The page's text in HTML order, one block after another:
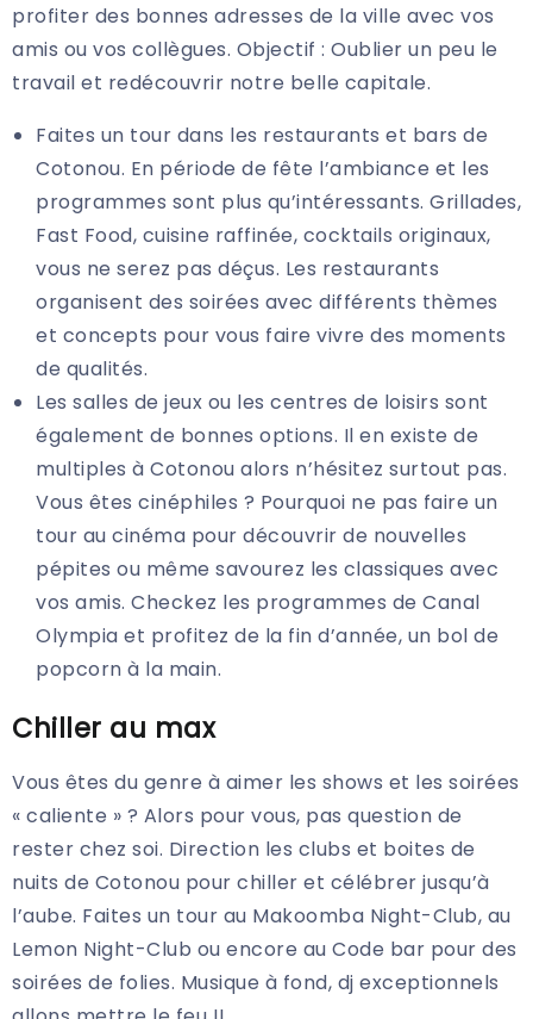
profiter des bonnes adresses de la ville avec vos
amis ou vos collègues. Objectif : Oublier un peu le
travail et redécouvrir notre belle capitale.
Faites un tour dans les restaurants et bars de
Cotonou. En période de fête l’ambiance et les
programmes sont plus qu’intéressants. Grillades,
Fast Food, cuisine raffinée, cocktails originaux,
vous ne serez pas déçus. Les restaurants
organisent des soirées avec différents thèmes
et concepts pour vous faire vivre des moments
de qualités.
Les salles de jeux ou les centres de loisirs sont
également de bonnes options. Il en existe de
multiples à Cotonou alors n’hésitez surtout pas.
Vous êtes cinéphiles ? Pourquoi ne pas faire un
tour au cinéma pour découvrir de nouvelles
pépites ou même savourez les classiques avec
vos amis. Checkez les programmes de Canal
Olympia et profitez de la fin d’année, un bol de
popcorn à la main.
Chiller au max
Vous êtes du genre à aimer les shows et les soirées
« caliente » ? Alors pour vous, pas question de
rester chez soi. Direction les clubs et boites de
nuits de Cotonou pour chiller et célébrer jusqu’à
l’aube. Faites un tour au Makoomba Night-Club, au
Lemon Night-Club ou encore au Code bar pour des
soirées de folies. Musique à fond, dj exceptionnels